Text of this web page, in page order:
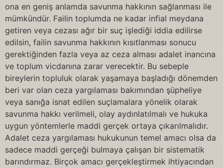
ona en geniş anlamda savunma hakkının sağlanması ile
mümkündür. Failin toplumda ne kadar infial meydana
getiren veya cezası ağır bir suç işlediği iddia edilirse
edilsin, failin savunma hakkının kısıtlanması sonucu
gerektiğinden fazla veya az ceza alması adalet inancına
ve toplum vicdanına zarar verecektir. Bu sebeple
bireylerin topluluk olarak yaşamaya başladığı dönemden
beri var olan ceza yargılaması bakımından şüpheliye
veya sanığa isnat edilen suçlamalara yönelik olarak
savunma hakkı verilmeli, olay aydınlatılmalı ve hukuka
uygun yöntemlerle maddi gerçek ortaya çıkarılmalıdır.
Adalet ceza yargılaması hukukunun temel amacı olsa da
sadece maddi gerçeği bulmaya çalışan bir sistematik
barındırmaz. Birçok amacı gerçekleştirmek ihtiyacından